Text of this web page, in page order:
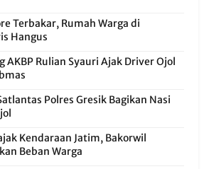
Terbakar, Rumah Warga di
Hangus
AKBP Rulian Syauri Ajak Driver Ojol
Polres Gresik Bagikan Nasi
Kendaraan Jatim, Bakorwil
Beban Warga